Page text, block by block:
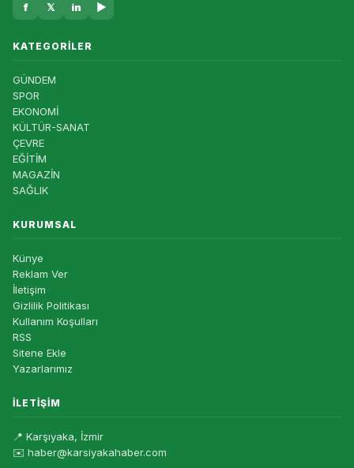
f 𝕏 in ▶
KATEGORILER
GÜNDEM
SPOR
EKONOMİ
KÜLTÜR-SANAT
ÇEVRE
EĞİTİM
MAGAZİN
SAĞLIK
KURUMSAL
Künye
Reklam Ver
İletişim
Gizlilik Politikası
Kullanım Koşulları
RSS
Sitene Ekle
Yazarlarımız
İLETIŞIM
📍 Karşıyaka, İzmir
✉️ haber@karsiyakahaber.com